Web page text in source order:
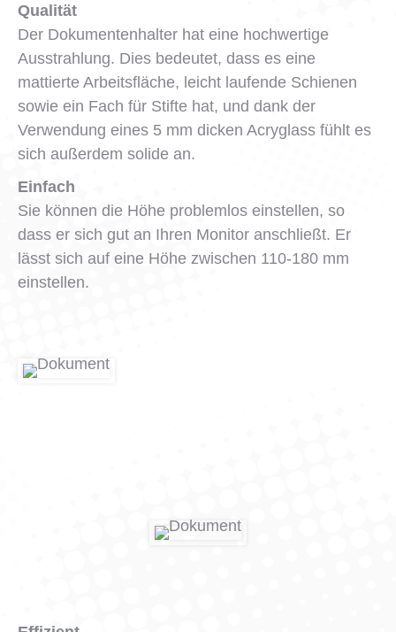
Qualität
Der Dokumentenhalter hat eine hochwertige
Ausstrahlung. Dies bedeutet, dass es eine
mattierte Arbeitsfläche, leicht laufende Schienen
sowie ein Fach für Stifte hat, und dank der
Verwendung eines 5 mm dicken Acryglass fühlt es
sich außerdem solide an.
Einfach
Sie können die Höhe problemlos einstellen, so
dass er sich gut an Ihren Monitor anschließt. Er
lässt sich auf eine Höhe zwischen 110-180 mm
einstellen.